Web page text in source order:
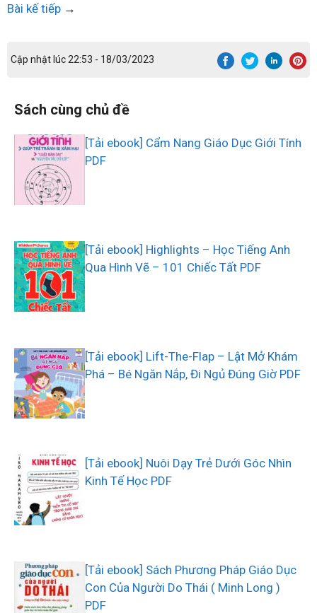
Bài kế tiếp →
Cập nhật lúc 22:53 - 18/03/2023
Sách cùng chủ đề
[Tải ebook] Cẩm Nang Giáo Dục Giới Tính
PDF
[Tải ebook] Highlights – Học Tiếng Anh
Qua Hình Vẽ – 101 Chiếc Tất PDF
[Tải ebook] Lift-The-Flap – Lật Mở Khám
Phá – Bé Ngăn Nắp, Đi Ngủ Đúng Giờ PDF
[Tải ebook] Nuôi Dạy Trẻ Dưới Góc Nhìn
Kinh Tế Học PDF
[Tải ebook] Sách Phương Pháp Giáo Dục
Con Của Người Do Thái ( Minh Long )
PDF